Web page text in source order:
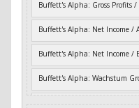
Buffett's Alpha: Gross Profits /
Buffett's Alpha: Net Income /
Buffett's Alpha: Net Income /
Buffett's Alpha: Wachstum
Buffett's Alpha: Wachstum